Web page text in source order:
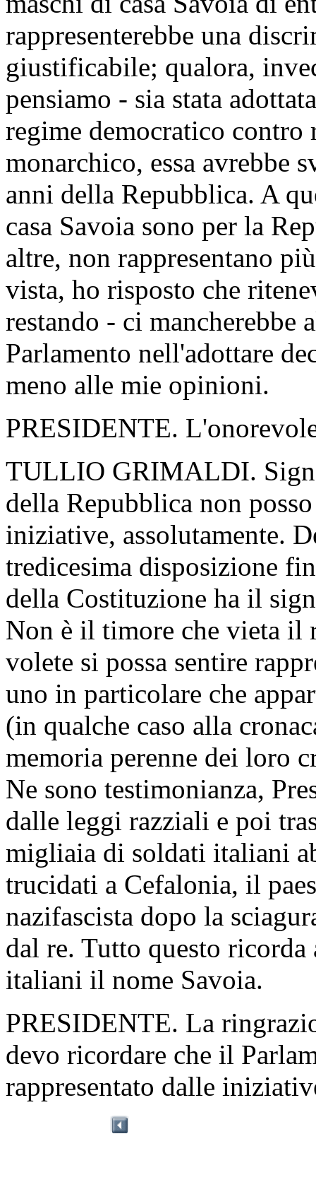
rappresenterebbe una
giustificabile; qualora,
pensiamo - sia stata
regime democratico contro
monarchico, essa avrebbe
anni della Repubblica. A
casa Savoia sono per la
altre, non rappresentano
vista, ho risposto che
restando - ci
Parlamento nell'adottare
meno alle mie opinioni.
PRESIDENTE.
TULLIO GRIMALDI.
della Repubblica non
iniziative, assolutamente.
tredicesima disposizione
della Costituzione ha il
Non è il timore che vieta
volete si possa sentire
uno in particolare che
(in qualche caso alla
memoria perenne dei loro
Ne sono testimonianza,
dalle leggi razziali e poi
migliaia di soldati italiani
trucidati a Cefalonia, il
nazifascista dopo la
dal re. Tutto questo
italiani il nome Savoia.
PRESIDENTE. La
devo ricordare che il
rappresentato dalle